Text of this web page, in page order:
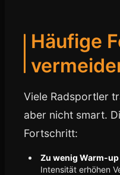
Häufige
Viele Radsportler
aber nicht smart.
Fortschritt:
Zu wenig Warm-up
Intensität erhöhen